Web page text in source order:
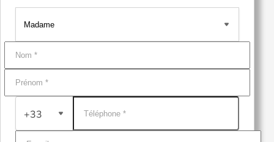
+33